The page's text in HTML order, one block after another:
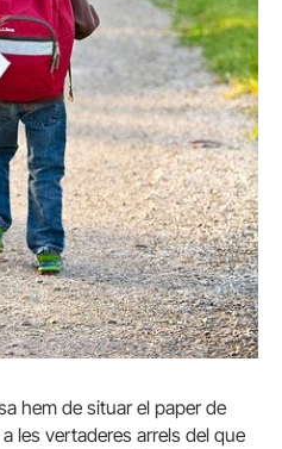
hem de situar el paper de
a les vertaderes arrels del que